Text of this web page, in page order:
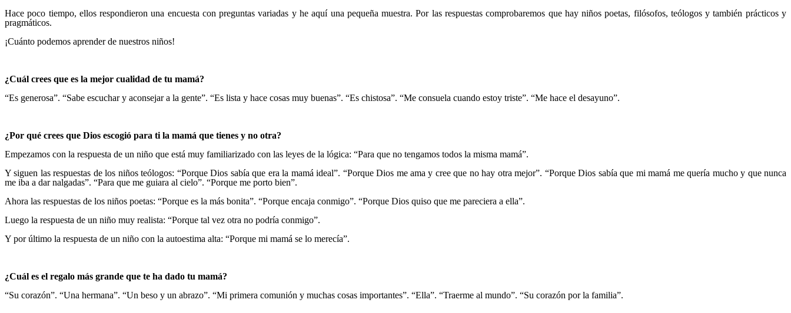
Hace poco tiempo, ellos respondieron una encuesta con preguntas variadas y he aquí una pequeña muestra. Por las respuestas comprobaremos que hay niños poetas, filósofos, teólogos y también prácticos y
pragmáticos.
¡Cuánto podemos aprender de nuestros niños!
¿Cuál crees que es la mejor cualidad de tu mamá?
“Es generosa”. “Sabe escuchar y aconsejar a la gente”. “Es lista y hace cosas muy buenas”. “Es chistosa”. “Me consuela cuando estoy triste”. “Me hace el desayuno”.
¿Por qué crees que Dios escogió para ti la mamá que tienes y no otra?
Empezamos con la respuesta de un niño que está muy familiarizado con las leyes de la lógica: “Para que no tengamos todos la misma mamá”.
Y siguen las respuestas de los niños teólogos: “Porque Dios sabía que era la mamá ideal”. “Porque Dios me ama y cree que no hay otra mejor”. “Porque Dios sabía que mi mamá me quería mucho y que nunca
me iba a dar nalgadas”. “Para que me guiara al cielo”. “Porque me porto bien”.
Ahora las respuestas de los niños poetas: “Porque es la más bonita”. “Porque encaja conmigo”. “Porque Dios quiso que me pareciera a ella”.
Luego la respuesta de un niño muy realista: “Porque tal vez otra no podría conmigo”.
Y por último la respuesta de un niño con la autoestima alta: “Porque mi mamá se lo merecía”.
¿Cuál es el regalo más grande que te ha dado tu mamá?
“Su corazón”. “Una hermana”. “Un beso y un abrazo”. “Mi primera comunión y muchas cosas importantes”. “Ella”. “Traerme al mundo”. “Su corazón por la familia”.